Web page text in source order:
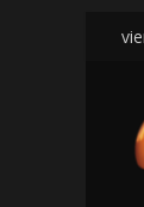
Saltar